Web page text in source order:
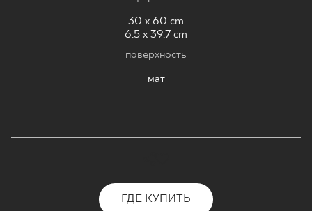
30 x 60 cm
6.5 x 39.7 cm
поверхность
мат
ГДЕ КУПИТЬ